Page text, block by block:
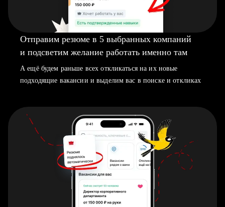
Отправим резюме в 5 выбранных компаний
и подсветим желание работать именно там
А ещё будем раньше всех откликаться на их новые
подходящие вакансии и выделим вас в поиске и откликах